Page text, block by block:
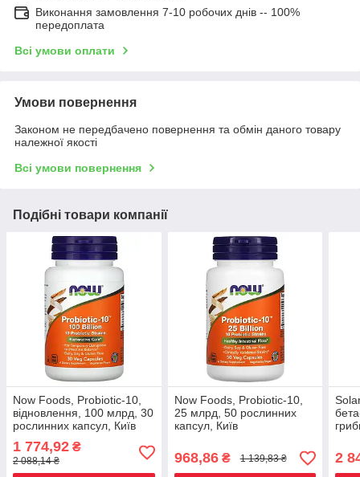
Виконання замовлення 7-10 робочих днів -- 100%
передоплата
Всі умови оплати
Умови повернення
Законом не передбачено повернення та обмін даного товару
належної якості
Всі умови повернення
Подібні товари компанії
Now Foods, Probiotic-10,
відновлення, 100 млрд, 30
рослинних капсул, Київ
1 774,92 ₴
2 088,14 ₴
Now Foods, Probiotic-10,
25 млрд, 50 рослинних
капсул, Київ
968,86₴ 1 139,83 ₴ 2